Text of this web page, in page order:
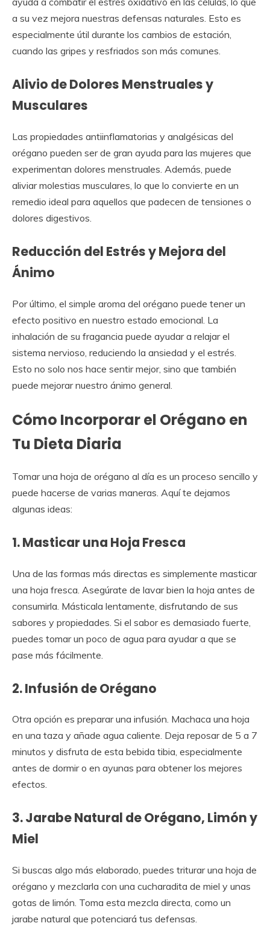
a su vez mejora nuestras defensas naturales. Esto es
especialmente útil durante los cambios de estación,
cuando las gripes y resfriados son más comunes.
Alivio de Dolores Menstruales y
Musculares
Las propiedades antiinflamatorias y analgésicas del
orégano pueden ser de gran ayuda para las mujeres que
experimentan dolores menstruales. Además, puede
aliviar molestias musculares, lo que lo convierte en un
remedio ideal para aquellos que padecen de tensiones o
dolores digestivos.
Reducción del Estrés y Mejora del
Ánimo
Por último, el simple aroma del orégano puede tener un
efecto positivo en nuestro estado emocional. La
inhalación de su fragancia puede ayudar a relajar el
sistema nervioso, reduciendo la ansiedad y el estrés.
Esto no solo nos hace sentir mejor, sino que también
puede mejorar nuestro ánimo general.
Cómo Incorporar el Orégano en
Tu Dieta Diaria
Tomar una hoja de orégano al día es un proceso sencillo y
puede hacerse de varias maneras. Aquí te dejamos
algunas ideas:
1. Masticar una Hoja Fresca
Una de las formas más directas es simplemente masticar
una hoja fresca. Asegúrate de lavar bien la hoja antes de
consumirla. Másticala lentamente, disfrutando de sus
sabores y propiedades. Si el sabor es demasiado fuerte,
puedes tomar un poco de agua para ayudar a que se
pase más fácilmente.
2. Infusión de Orégano
Otra opción es preparar una infusión. Machaca una hoja
en una taza y añade agua caliente. Deja reposar de 5 a 7
minutos y disfruta de esta bebida tibia, especialmente
antes de dormir o en ayunas para obtener los mejores
efectos.
3. Jarabe Natural de Orégano, Limón y
Miel
Si buscas algo más elaborado, puedes triturar una hoja de
orégano y mezclarla con una cucharadita de miel y unas
gotas de limón. Toma esta mezcla directa, como un
jarabe natural que potenciará tus defensas.